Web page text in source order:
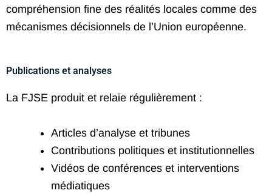
compréhension fine des réalités locales comme des
mécanismes décisionnels de l’Union européenne.
Publications et analyses
La FJSE produit et relaie régulièrement :
Articles d’analyse et tribunes
Contributions politiques et institutionnelles
Vidéos de conférences et interventions
médiatiques